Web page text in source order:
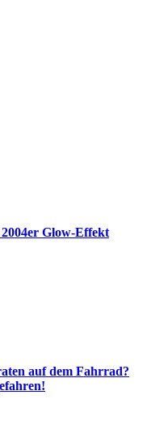
Glow-Effekt
auf dem Fahrrad?